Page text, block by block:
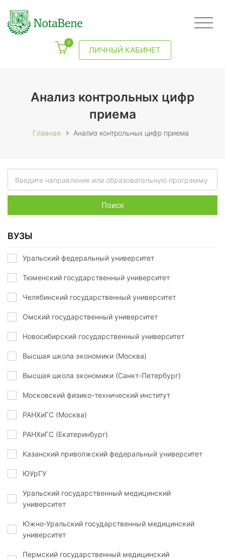
0
ЛИЧНЫЙ КАБИНЕТ
Анализ контрольных цифр
приема
Главная Анализ контрольных цифр приема
Поиск
ВУЗЫ
Уральский федеральный университет
Тюменский государственный университет
Челябинский государственный университет
Омский государственный университет
Новосибирский государственный университет
Высшая школа экономики (Москва)
Высшая школа экономики (Санкт-Петербург)
Московский физико-технический институт
РАНХиГС (Москва)
РАНХиГС (Екатеринбург)
Казанский приволжский федеральный университет
ЮУрГУ
Уральский государственный медицинский
университет
Южно-Уральский государственный медицинский
университет
Пермский государственный медицинский